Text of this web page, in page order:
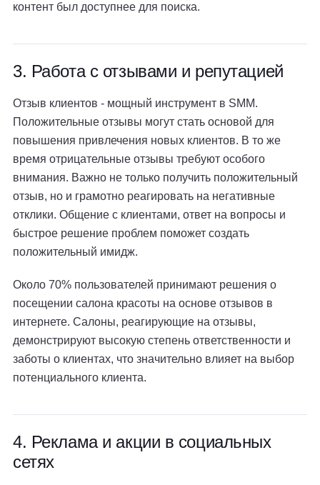
контент был доступнее для поиска.
3. Работа с отзывами и репутацией
Отзыв клиентов - мощный инструмент в SMM.
Положительные отзывы могут стать основой для
повышения привлечения новых клиентов. В то же
время отрицательные отзывы требуют особого
внимания. Важно не только получить положительный
отзыв, но и грамотно реагировать на негативные
отклики. Общение с клиентами, ответ на вопросы и
быстрое решение проблем поможет создать
положительный имидж.
Около 70% пользователей принимают решения о
посещении салона красоты на основе отзывов в
интернете. Салоны, реагирующие на отзывы,
демонстрируют высокую степень ответственности и
заботы о клиентах, что значительно влияет на выбор
потенциального клиента.
4. Реклама и акции в социальных
сетях